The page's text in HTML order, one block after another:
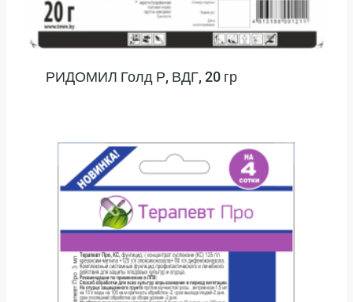
РИДОМИЛ Голд Р, ВДГ, 20 гр